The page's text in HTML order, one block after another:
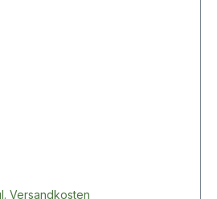
Versandkosten